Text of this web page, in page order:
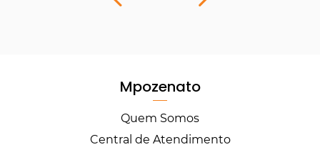
Mpozenato
Quem Somos
Central de Atendimento